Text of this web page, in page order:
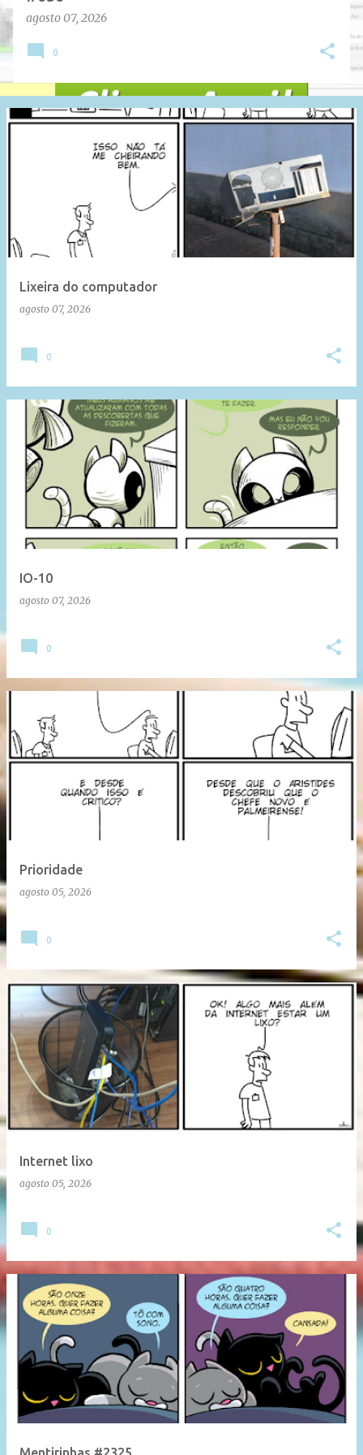
agosto 07, 2026
0
Lixeira do computador
agosto 07, 2026
0
IO-10
agosto 07, 2026
0
Prioridade
agosto 05, 2026
0
Internet lixo
agosto 05, 2026
0